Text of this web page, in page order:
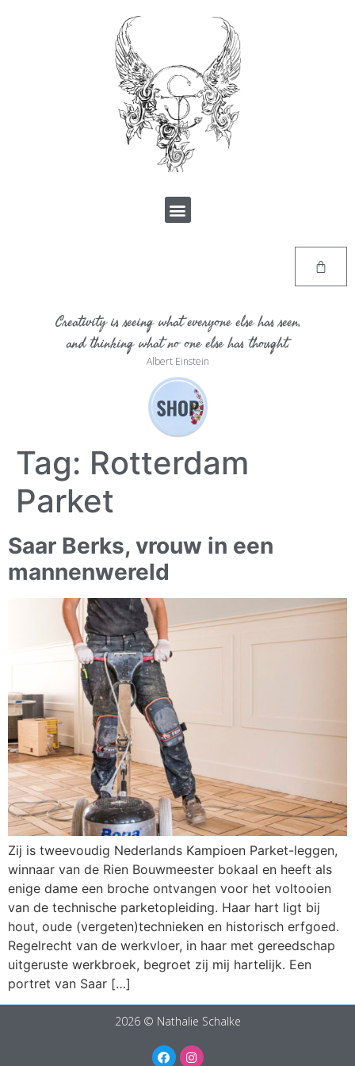
Creativity is seeing what everyone else has seen,
and thinking what no one else has thought.
Albert Einstein
Tag: Rotterdam
Parket
Saar Berks, vrouw in een
mannenwereld
Zij is tweevoudig Nederlands Kampioen Parket-leggen,
winnaar van de Rien Bouwmeester bokaal en heeft als
enige dame een broche ontvangen voor het voltooien
van de technische parketopleiding. Haar hart ligt bij
hout, oude (vergeten)technieken en historisch erfgoed.
Regelrecht van de werkvloer, in haar met gereedschap
uitgeruste werkbroek, begroet zij mij hartelijk. Een
portret van Saar […]
2026 © Nathalie Schalke